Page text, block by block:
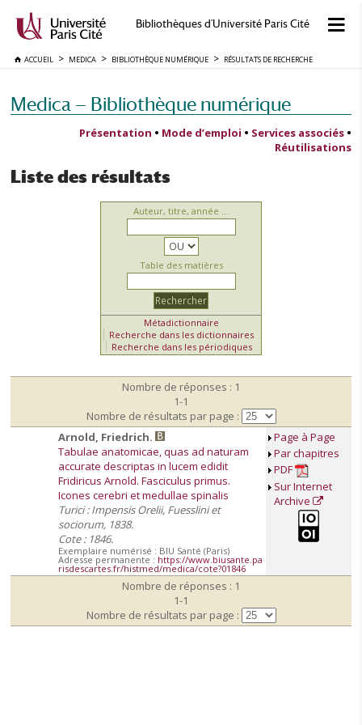
Bibliothèques d'Université Paris Cité
ACCUEIL MEDICA BIBLIOTHÈQUE NUMÉRIQUE RÉSULTATS DE RECHERCHE
Medica — Bibliothèque numérique
Présentation • Mode d’emploi • Services associés •
Réutilisations
Liste des résultats
Auteur, titre, année ...
Table des matières
Métadictionnaire
Recherche dans les dictionnaires
Recherche dans les périodiques
Nombre de réponses : 1
1-1
Nombre de résultats par page :
Arnold, Friedrich.
Tabulae anatomicae, quas ad naturam
accurate descriptas in lucem edidit
Fridiricus Arnold. Fasciculus primus.
Icones cerebri et medullae spinalis
Turici : Impensis Orelii, Fuesslini et
sociorum, 1838.
Cote : 1846.
Exemplaire numérisé : BIU Santé (Paris)
Adresse permanente : https://www.biusante.pa
risdescartes.fr/histmed/medica/cote?01846
Page à Page
Par chapitres
PDF
Sur Internet
Archive
Nombre de réponses : 1
1-1
Nombre de résultats par page :